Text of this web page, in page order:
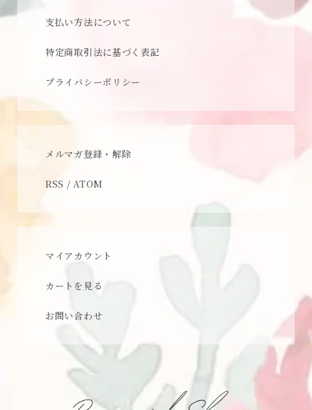
支払い方法について
特定商取引法に基づく表記
プライバシーポリシー
メルマガ登録・解除
RSS /ATOM
マイアカウント
カートを見る
お問い合わせ